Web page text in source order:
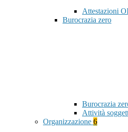
Attestazioni
Burocrazia zero
Burocrazia
Attività
Organizzazione 6